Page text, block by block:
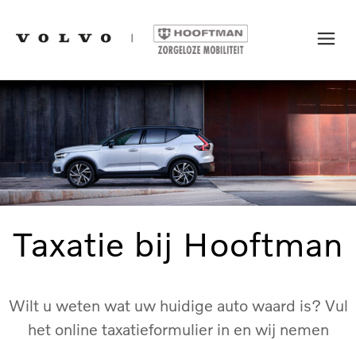
Taxatie bij Hooftman
Wilt u weten wat uw huidige auto waard is? Vul
het online taxatieformulier in en wij nemen